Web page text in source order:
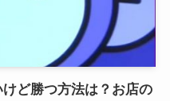
ど勝つ方法は？お店の